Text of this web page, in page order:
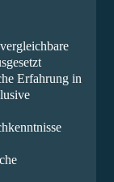
Erfahrung in